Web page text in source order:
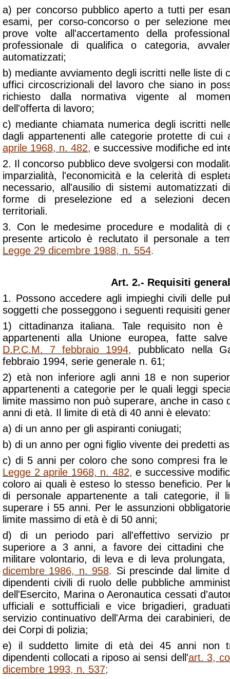
a) per concorso pubblico aperto a tutti per
esami, per corso-concorso o per selezione
prove volte all'accertamento della
professionale di qualifica o categoria,
automatizzati;
b) mediante avviamento degli iscritti nelle liste di
uffici circoscrizionali del lavoro che siano in
richiesto dalla normativa vigente al
dell'offerta di lavoro;
c) mediante chiamata numerica degli iscritti
dagli appartenenti alle categorie protette di
aprile 1968, n. 482, e successive modifiche ed
2. Il concorso pubblico deve svolgersi con
imparzialità, l'economicità e la celerità di
necessario, all'ausilio di sistemi automatizzati
forme di preselezione ed a selezioni
territoriali.
3. Con le medesime procedure e modalità
presente articolo è reclutato il personale a
Legge 29 dicembre 1988, n. 554.
Art. 2.- Requisiti
1. Possono accedere agli impieghi civili delle
soggetti che posseggono i seguenti requisiti
1) cittadinanza italiana. Tale requisito non
appartenenti alla Unione europea, fatte
D.P.C.M. 7 febbraio 1994,
pubblicato nella
febbraio 1994, serie generale n. 61;
2) età non inferiore agli anni 18 e non
appartenenti a categorie per le quali leggi
limite massimo non può superare, anche in caso
anni di età. Il limite di età di 40 anni è elevato:
a) di un anno per gli aspiranti coniugati;
b) di un anno per ogni figlio vivente dei predetti
c) di 5 anni per coloro che sono compresi fra le
Legge 2 aprile 1968, n. 482, e successive
coloro ai quali è esteso lo stesso beneficio. Per
di personale appartenente a tali categorie, il
superare i 55 anni. Per le assunzioni
limite massimo di età è di 50 anni;
d) di un periodo pari all'effettivo servizio
superiore a 3 anni, a favore dei cittadini che
militare volontario, di leva e di leva
dicembre 1986, n. 958. Si prescinde dal limite
dipendenti civili di ruolo delle pubbliche
dell'Esercito, Marina o Aeronautica cessati
ufficiali e sottufficiali e vice brigadieri,
servizio continuativo dell'Arma dei carabinieri,
dei Corpi di polizia;
e) il suddetto limite di età dei 45 anni non
dipendenti collocati a riposo ai sensi dell'art. 3,
dicembre 1993, n. 537;